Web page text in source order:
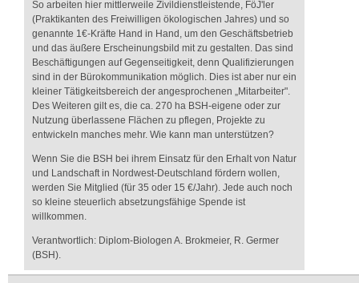
So arbeiten hier mittlerweile Zivildienstleistende, FöJ'ler
(Praktikanten des Freiwilligen ökologischen Jahres) und so
genannte 1€-Kräfte Hand in Hand, um den Geschäftsbetrieb
und das äußere Erscheinungsbild mit zu gestalten. Das sind
Beschäftigungen auf Gegenseitigkeit, denn Qualifizierungen
sind in der Bürokommunikation möglich. Dies ist aber nur ein
kleiner Tätigkeitsbereich der angesprochenen „Mitarbeiter".
Des Weiteren gilt es, die ca. 270 ha BSH-eigene oder zur
Nutzung überlassene Flächen zu pflegen, Projekte zu
entwickeln manches mehr. Wie kann man unterstützen?
Wenn Sie die BSH bei ihrem Einsatz für den Erhalt von Natur
und Landschaft in Nordwest-Deutschland fördern wollen,
werden Sie Mitglied (für 35 oder 15 €/Jahr). Jede auch noch
so kleine steuerlich absetzungsfähige Spende ist
willkommen.
Verantwortlich: Diplom-Biologen A. Brokmeier, R. Germer
(BSH).